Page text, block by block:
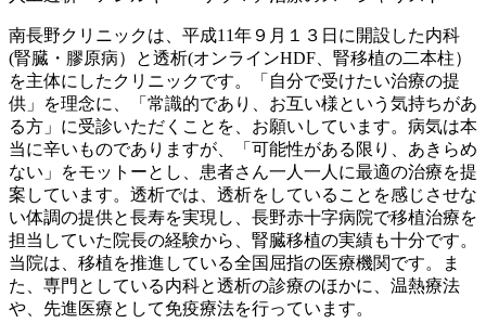
南長野クリニックは、平成11年９月１３日に開設した内科
(腎臓・膠原病）と透析(オンラインHDF、腎移植の二本柱）
を主体にしたクリニックです。「自分で受けたい治療の提
供」を理念に、「常識的であり、お互い様という気持ちがあ
る方」に受診いただくことを、お願いしています。病気は本
当に辛いものでありますが、「可能性がある限り、あきらめ
ない」をモットーとし、患者さん一人一人に最適の治療を提
案しています。透析では、透析をしていることを感じさせな
い体調の提供と長寿を実現し、長野赤十字病院で移植治療を
担当していた院長の経験から、腎臓移植の実績も十分です。
当院は、移植を推進している全国屈指の医療機関です。ま
た、専門としている内科と透析の診療のほかに、温熱療法
や、先進医療として免疫療法を行っています。